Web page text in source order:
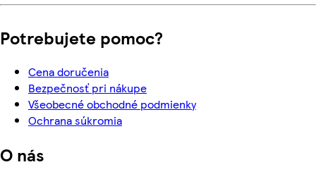
Potrebujete pomoc?
Cena doručenia
Bezpečnosť pri nákupe
Všeobecné obchodné podmienky
Ochrana súkromia
O nás